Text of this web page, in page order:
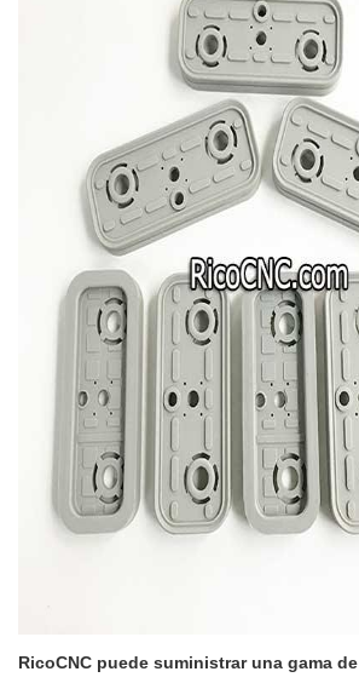
RicoCNC puede suministrar una gama de